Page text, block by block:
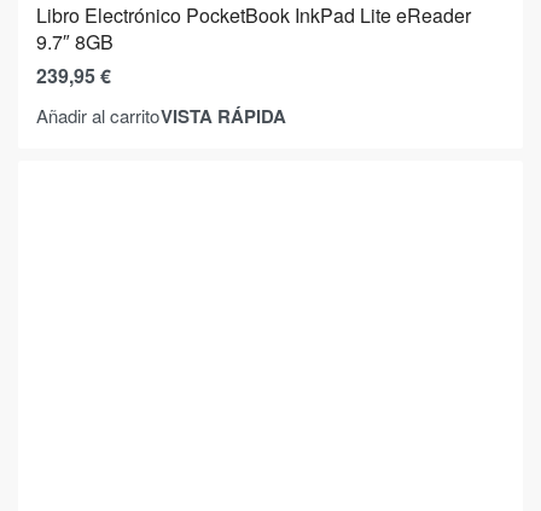
Libro Electrónico PocketBook InkPad Lite eReader
9.7″ 8GB
239,95€
Añadir al carritoVISTA RÁPIDA